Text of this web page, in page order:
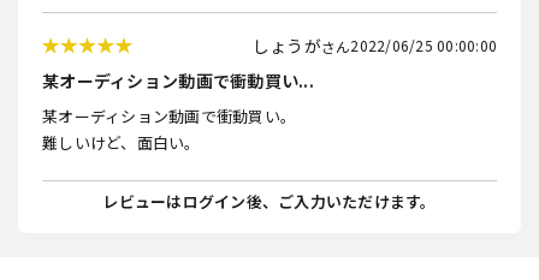
しょうが 2022/06/25 00:00:00
某オーディション動画で衝動買い...
某オーディション動画で衝動買い。
難しいけど、面白い。
レビューはログイン後、ご入力いただけます。